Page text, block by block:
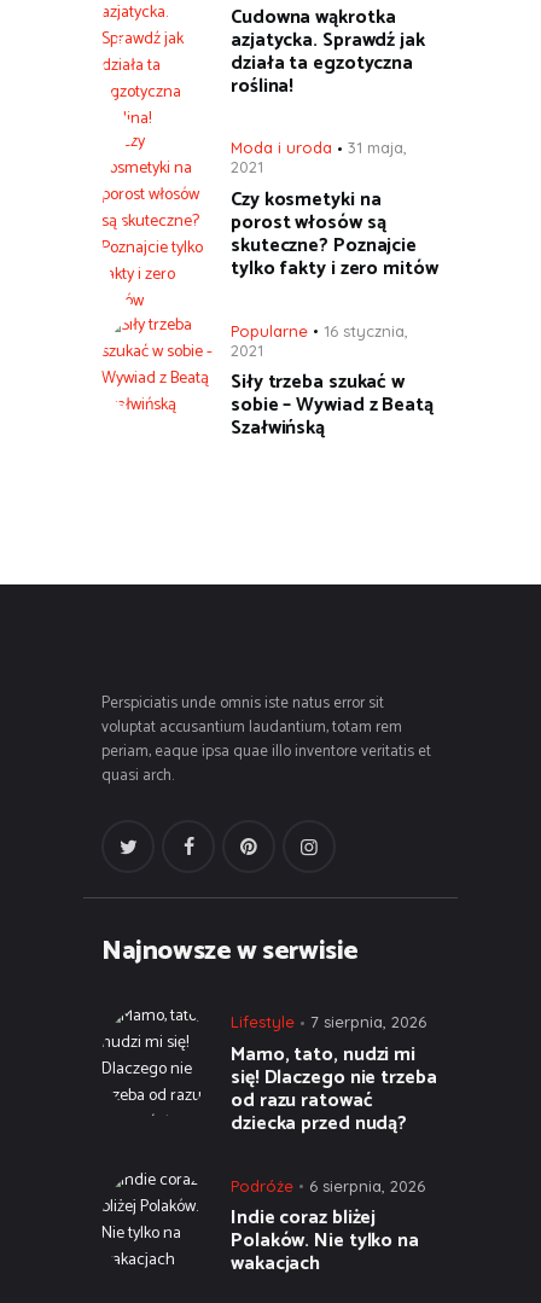
Cudowna wąkrotka
azjatycka. Sprawdź jak
działa ta egzotyczna
roślina!
Moda i uroda
31 maja,
2021
Czy kosmetyki na
porost włosów są
skuteczne? Poznajcie
tylko fakty i zero mitów
Popularne
16 stycznia,
2021
Siły trzeba szukać w
sobie – Wywiad z Beatą
Szałwińską
Perspiciatis unde omnis iste natus error sit
voluptat accusantium laudantium, totam rem
periam, eaque ipsa quae illo inventore veritatis et
quasi arch.
Najnowsze w serwisie
Lifestyle 7 sierpnia, 2026
Mamo, tato, nudzi mi
się! Dlaczego nie trzeba
od razu ratować
dziecka przed nudą?
Podróże 6 sierpnia, 2026
Indie coraz bliżej
Polaków. Nie tylko na
wakacjach